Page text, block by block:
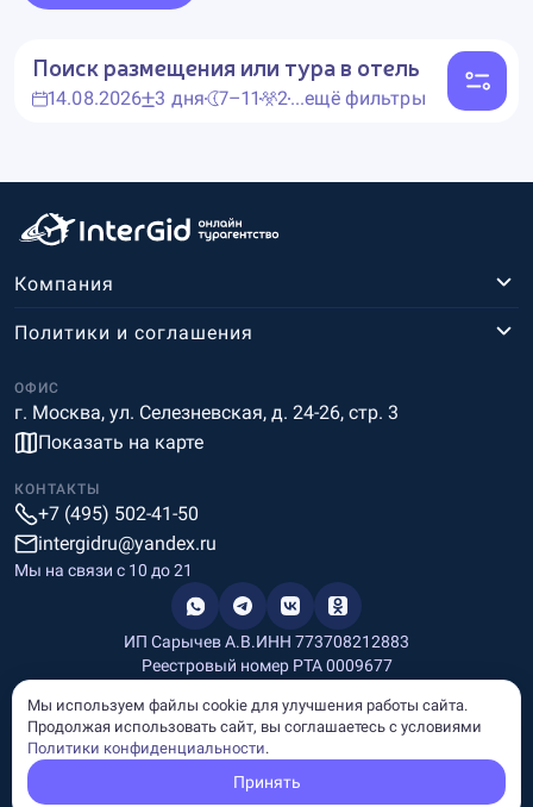
Поиск размещения или тура в отель
14.08.2026 3 дня 7–11 2...ещё фильтры
Компания
ОФИС
г. Москва, ул. Селезневская, д. 24-26, стр. 3
Показать на карте
Политики и соглашения
КОНТАКТЫ
+7 (495) 502-41-50
intergidru@yandex.ru
Мы на связи c 10 до 21
ИП Сарычев А.В.ИНН 773708212883
Реестровый номер РТА 0009677
Информация, размещённая на сайте, носит информационный
характер и не является рекламой и публичной офертой.
Мы используем файлы cookie для улучшения работы сайта.
Продолжая использовать сайт, вы соглашаетесь с условиями
Политики конфиденциальности.
Принять